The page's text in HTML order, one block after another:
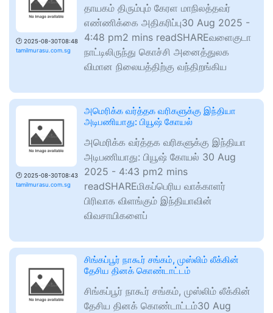
🕑 2025-08-30T08:48
tamilmurasu.com.sg
தாயகம் திரும்பும் கேரள மாநிலத்தவர்
எண்ணிக்கை அதிகரிப்பு30 Aug 2025 -
4:48 pm2 mins readSHAREவளைகுடா
நாட்டிலிருந்து கொச்சி அனைத்துலக
விமான நிலையத்திற்கு வந்திறங்கிய
🕑 2025-08-30T08:43
tamilmurasu.com.sg
அமெரிக்க வர்த்தக வரிகளுக்கு இந்தியா
அடிபணியாது: பியூஷ் கோயல்
அமெரிக்க வர்த்தக வரிகளுக்கு இந்தியா
அடிபணியாது: பியூஷ் கோயல் 30 Aug
2025 - 4:43 pm2 mins
readSHAREமிகப்பெரிய வாக்காளர்
பிரிவாக விளங்கும் இந்தியாவின்
விவசாயிகளைப்
சிங்கப்பூர் நாகூர் சங்கம், முஸ்லிம் லீக்கின்
தேசிய தினக் கொண்டாட்டம்
சிங்கப்பூர் நாகூர் சங்கம், முஸ்லிம் லீக்கின்
தேசிய தினக் கொண்டாட்டம்30 Aug